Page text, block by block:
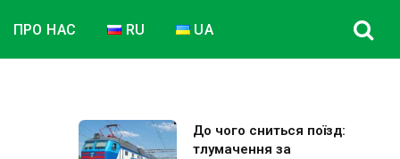
ПРО НАС RU UA
До чого сниться поїзд:
тлумачення за